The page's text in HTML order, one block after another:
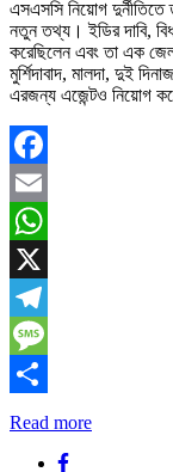
এসএসসি নিয়োগ
নতুন তথ্য। ইডির দাবি,
করেছিলেন এবং তা এক
মুর্শিদাবাদ, মালদা, দুই
এরজন্য এজেন্টও নিয়োগ
Facebook
Email
WhatsApp
X
Telegram
Message
Share
Read more